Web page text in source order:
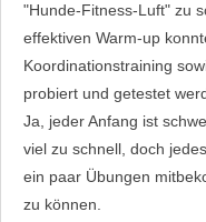
"Hunde-Fitness-Luft" zu
effektiven Warm-up
Koordinationstraining
probiert und getestet
Ja, jeder Anfang ist
viel zu schnell, doch
ein paar Übungen
zu können.